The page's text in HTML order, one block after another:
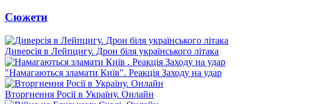
Сюжети
Диверсія в Лейпцигу. Дрон біля українського літака
"Намагаються зламати Київ". Реакція Заходу на удар
Вторгнення Росії в Україну. Онлайн